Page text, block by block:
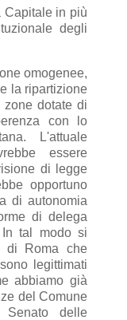
Capitale in più
degli
omogenee,
la ripartizione
dotate di
con lo
L'attuale
essere
di legge
opportuno
di autonomia
di delega
In tal modo si
di Roma che
legittimati
abbiamo già
del Comune
delle